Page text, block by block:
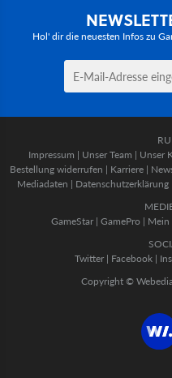
Hol' dir die neuesten Infos zu
Impressum | Unser Team | Unser
Bestellung widerrufen | Karriere |
Mediadaten | Datenschutzerklärung
GameStar| GamePro |
Twitter | Facebook |
Copyright ©